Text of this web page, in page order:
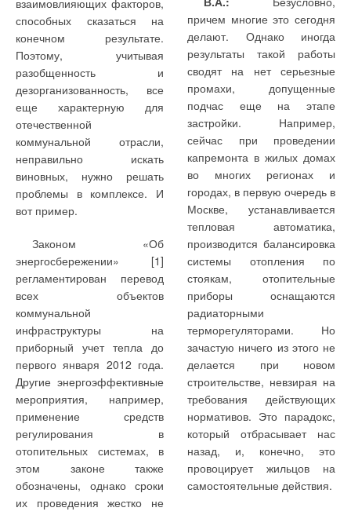
взаимовлияющих факторов,
способных сказаться на
конечном результате.
Поэтому, учитывая
разобщенность и
дезорганизованность, все
еще характерную для
отечественной
коммунальной отрасли,
неправильно искать
виновных, нужно решать
проблемы в комплексе. И
вот пример.
Законом «Об
энергосбережении» [1]
регламентирован перевод
всех объектов
коммунальной
инфраструктуры на
приборный учет тепла до
первого января 2012 года.
Другие энергоэффективные
мероприятия, например,
применение средств
регулирования в
отопительных системах, в
этом законе также
обозначены, однако сроки
их проведения жестко не
причем многие это сегодня
делают. Однако иногда
результаты такой работы
сводят на нет серьезные
промахи, допущенные
подчас еще на этапе
застройки. Например,
сейчас при проведении
капремонта в жилых домах
во многих регионах и
городах, в первую очередь в
Москве, устанавливается
тепловая автоматика,
производится балансировка
системы отопления по
стоякам, отопительные
приборы оснащаются
радиаторными
терморегуляторами. Но
зачастую ничего из этого не
делается при новом
строительстве, невзирая на
требования действующих
нормативов. Это парадокс,
который отбрасывает нас
назад, и, конечно, это
провоцирует жильцов на
самостоятельные действия.
мембранные клапаны,
сетчатые фильтры,
грязеуловители,
компенсаторы) и средства
автоматизации (шкафы
управления, частотные
преобразователи, ручные
редукторные и пневмо-,
гидроэлектроприводы для
трубопроводной арматуры).
Широкая гамма насосного
оборудования и
KSBпозволяет комплексно
применять ее в инженерных
системах зданий и
сооружений, в системах
коммунального/
муниципального
водоснабжения и
канализации, ирригации и
мелиорации, а также для
технологических процессов
во многих отраслях
промышленности (в т.ч.
пищевой — сахарной,
пивоваренной и др.),
нефтеперерабатывающей,
химической,
оборудования для
промышленности и
энергетики
Собственные
исследовательские центры
занимаются разработками в
области гидравлики,
технологии уплотнений,
материалов и техники
производства. Все большее
значение для дальнейшего
развития производства
завоевывает техника
управления и
приводы для насосов и
арматуры. Благодаря
собственному литейному
производству компания
удерживает все
необходимые и решающие
для качества продукции
нити производства в своих
руках. Разработка новых
высокотемпературных
материалов и их испытания
в сотрудничестве с
университетами и научно-
насосов):
автоматическое
включение резервных
насосов (АВР); их защита
от сухого пуска
(включение в работу
только при необходимом
давлении воды);
контроль состояния
работы (с помощью
датчиков — реле или
аналоговых датчиков
перепада давления);
контроль (при
частотных приводов)
потребляемой
электроэнергии, частоты
вращения привода и
ряда других параметров
— применение
частотных приводов
позволяет не только
добиться оптимальных
показателей
технологических
процессов (обеспечить
необходимый расход и
постоянное заданное
давление), но и снизить
энергопотребление и
увеличить ресурс работы
двигателей насосов;
органах управления
приведена на
специальных
«всплывающих»
мнемосхемах,
появляющихся при
нажатии на
соответствующие
изображения
устройств
приготовление
подпиточной воды для
котлов — химочистка
(фильтры
предварительной
очистки, угольные
фильтры, фильтры на
ионообменных смолах),
а также деаэрация
(особо актуально для
паровых котлов) —
удаление кислорода и
других коррозийно-
активных содержаний,
растворенных в
исходной воде;
контроль давления на
обратном трубопроводе
нагреваемого контура и